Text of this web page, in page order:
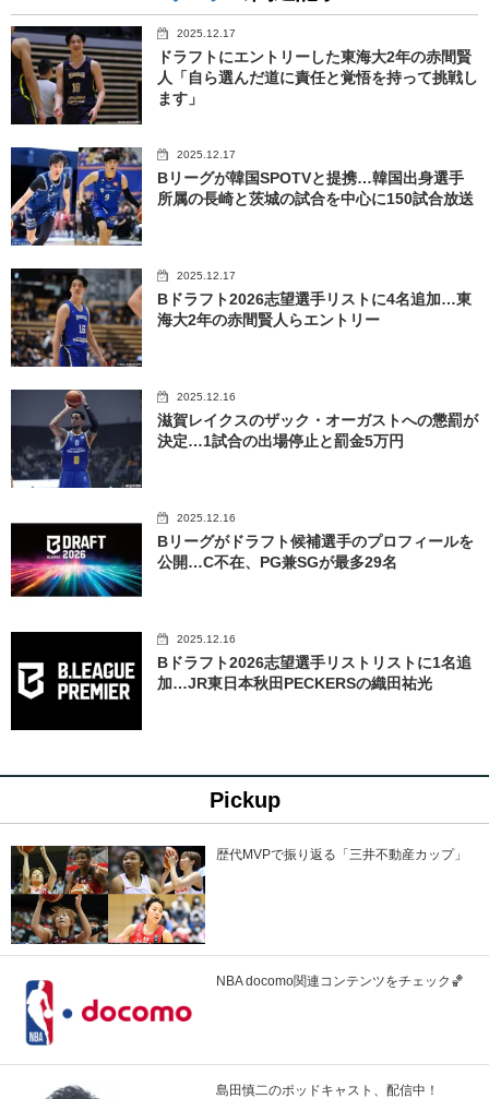
2025.12.17
ドラフトにエントリーした東海大2年の赤間賢
人「自ら選んだ道に責任と覚悟を持って挑戦し
ます」
2025.12.17
Bリーグが韓国SPOTVと提携…韓国出身選手
所属の長崎と茨城の試合を中心に150試合放送
2025.12.17
Bドラフト2026志望選手リストに4名追加…東
海大2年の赤間賢人らエントリー
2025.12.16
滋賀レイクスのザック・オーガストへの懲罰が
決定…1試合の出場停止と罰金5万円
2025.12.16
Bリーグがドラフト候補選手のプロフィールを
公開…C不在、PG兼SGが最多29名
2025.12.16
Bドラフト2026志望選手リストリストに1名追
加…JR東日本秋田PECKERSの織田祐光
Pickup
歴代MVPで振り返る「三井不動産カップ」
NBA docomo関連コンテンツをチェック🏀
島田慎二のポッドキャスト、配信中！